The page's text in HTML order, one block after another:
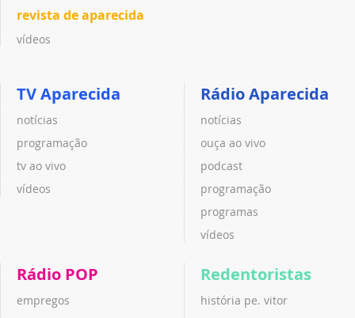
revista de aparecida
vídeos
TV Aparecida
notícias
programação
tv ao vivo
vídeos
Rádio Aparecida
notícias
ouça ao vivo
podcast
programação
programas
vídeos
Rádio POP
empregos
Redentoristas
história pe. vitor